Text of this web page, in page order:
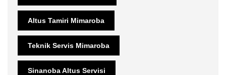
Altus Tamiri Mimaroba
Teknik Servis Mimaroba
Sinanoba Altus Servisi